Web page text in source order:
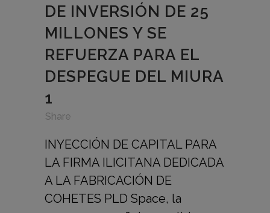
DE INVERSIÓN DE 25
MILLONES Y SE
REFUERZA PARA EL
DESPEGUE DEL MIURA
1
Share
INYECCIÓN DE CAPITAL PARA
LA FIRMA ILICITANA DEDICADA
A LA FABRICACIÓN DE
COHETES PLD Space, la